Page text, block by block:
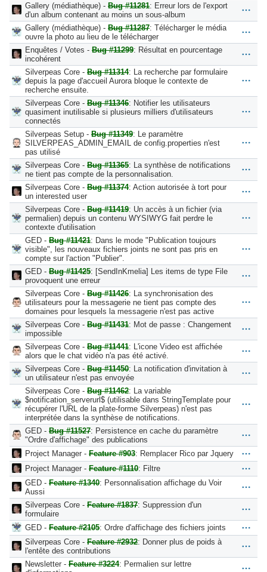
Gallery (médiathèque) - Bug #11281: Erreur lors de l'export
d'un album contenant au moins un sous-album
Gallery (médiathèque) - Bug #11287: Télécharger le média
ouvre la photo au lieu de le télécharger
Enquêtes / Votes - Bug #11299: Résultat en pourcentage
incohérent
Silverpeas Core - Bug #11314: La recherche par formulaire
depuis la page d'accueil Aurora bloque le contexte de
recherche ensuite.
Silverpeas Core - Bug #11346: Notifier les utilisateurs
quasiment inutilisable si plusieurs milliers d'utilisateurs
connectés
Silverpeas Setup - Bug #11349: Le paramètre
SILVERPEAS_ADMIN_EMAIL de config.properties n'est
pas utilisé
Silverpeas Core - Bug #11365: La synthèse de notifications
ne tient pas compte de la personnalisation.
Silverpeas Core - Bug #11374: Action autorisée à tort pour
un interested user
Silverpeas Core - Bug #11419: Un accès à un fichier (via
permalien) depuis un contenu WYSIWYG fait perdre le
contexte d'utilisation
GED - Bug #11421: Dans le mode "Publication toujours
visible", les nouveaux fichiers joints ne sont pas pris en
compte sur l'action "Publier".
GED - Bug #11425: [SendInKmelia] Les items de type File
provoquent une erreur
Silverpeas Core - Bug #11426: La synchronisation des
utilisateurs pour la messagerie ne tient pas compte des
domaines pour lesquels la messagerie n'est pas active
Silverpeas Core - Bug #11431: Mot de passe : Changement
impossible
Silverpeas Core - Bug #11441: L'icone Video est affichée
alors que le chat vidéo n'a pas été activé.
Silverpeas Core - Bug #11450: La notification d'invitation à
un utilisateur n'est pas envoyée
Silverpeas Core - Bug #11462: La variable
$notification_serverurl$ (utilisable dans StringTemplate pour
récupérer l'URL de la plate-forme Silverpeas) n'est pas
interprétée dans la synthèse de notifications.
GED - Bug #11527: Persistence en cache du paramètre
"Ordre d'affichage" des publications
Project Manager - Feature #903: Remplacer Rico par Jquery
Project Manager - Feature #1110: Filtre
GED - Feature #1340: Personnalisation affichage du Voir
Aussi
Silverpeas Core - Feature #1837: Suppression d'un
formulaire
GED - Feature #2105: Ordre d'affichage des fichiers joints
Silverpeas Core - Feature #2932: Donner plus de poids à
l'entête des contributions
Newsletter - Feature #3224: Permalien sur lettre